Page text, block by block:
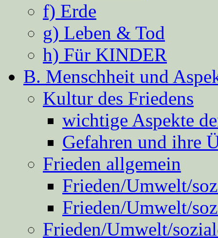
f) Erde
g) Leben & Tod
h) Für KINDER
B. Menschheit und
Kultur des Friedens
wichtige Aspekte
Gefahren und ihre
Frieden allgemein
Frieden/Umwelt/
Frieden/Umwelt/
Frieden/Umwelt/